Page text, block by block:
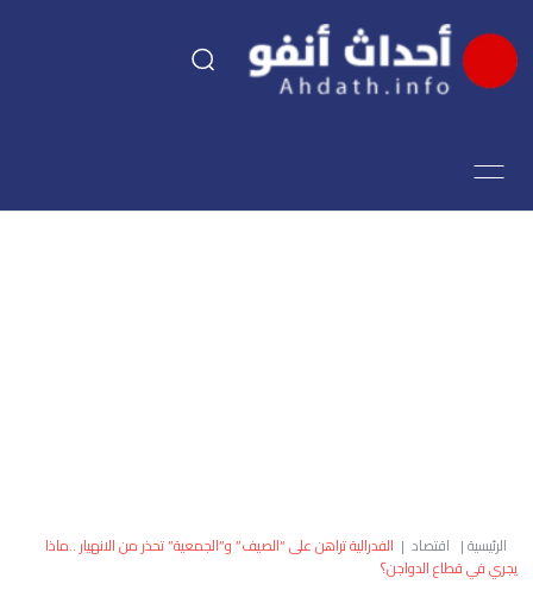
اقتصاد
العالم الرئيسية| اقتصاد | الفدرالية تراهن على “الصيف” و”الجمعية” تحذر من الانهيار ..ماذا
يجري في قطاع الدواجن؟